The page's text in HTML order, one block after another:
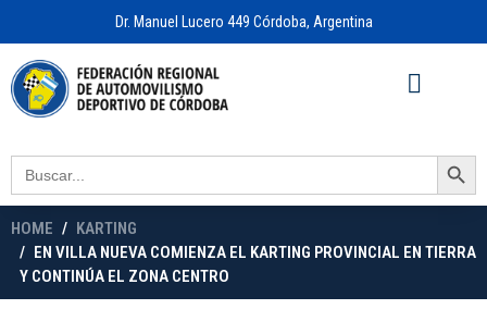
Dr. Manuel Lucero 449 Córdoba, Argentina
Search
for:
Search Button
HOME
KARTING
EN VILLA NUEVA COMIENZA EL KARTING PROVINCIAL EN TIERRA
Y CONTINÚA EL ZONA CENTRO